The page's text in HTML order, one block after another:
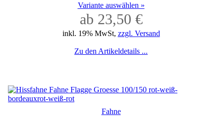
Variante auswählen »
ab 23,50 €
inkl. 19% MwSt, zzgl. Versand
Zu den Artikeldetails ...
Fahne